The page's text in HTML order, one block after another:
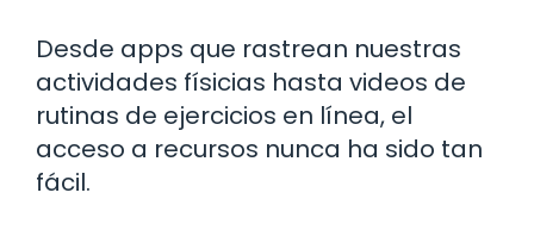
Desde apps que rastrean nuestras
actividades físicias hasta videos de
rutinas de ejercicios en línea, el
acceso a recursos nunca ha sido tan
fácil.